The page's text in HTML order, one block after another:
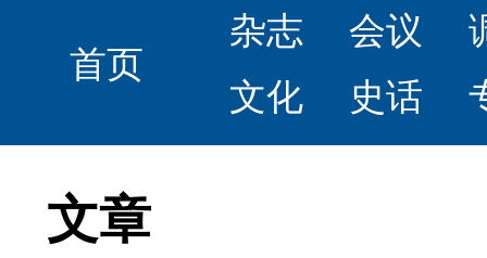
首页
杂志 会议
文化
史话
文章